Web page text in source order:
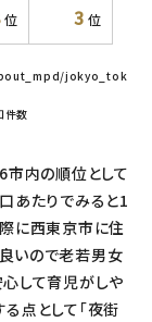
位 3 位
jokyo_tok
件数
内の順位として
あたりでみると1
に西東京市に住
いので老若男女
心して育児がしや
点として「夜街